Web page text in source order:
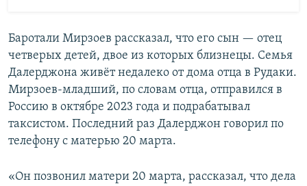
Баротали Мирзоев рассказал, что его сын — отец
четверых детей, двое из которых близнецы. Семья
Далерджона живёт недалеко от дома отца в Рудаки.
Мирзоев-младший, по словам отца, отправился в
Россию в октябре 2023 года и подрабатывал
таксистом. Последний раз Далерджон говорил по
телефону с матерью 20 марта.
«Он позвонил матери 20 марта, рассказал, что дела